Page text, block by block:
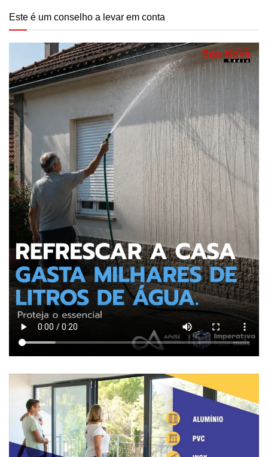
Este é um conselho a levar em conta